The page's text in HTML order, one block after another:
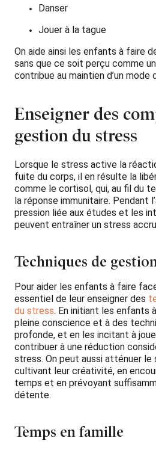
Danser
Jouer à la tague
On aide ainsi les enfants à faire
sans que ce soit perçu comme
contribue au maintien d’un mode
Enseigner des
gestion du stress
Lorsque le stress active la
fuite du corps, il en résulte la
comme le cortisol, qui, au fil du
la réponse immunitaire. Pendant
pression liée aux études et les
peuvent entraîner un stress
Techniques de
Pour aider les enfants à faire
essentiel de leur enseigner des
du stress. En initiant les enfants
pleine conscience et à des
profonde, et en les incitant à
contribuer à une réduction
stress. On peut aussi atténuer
cultivant leur créativité, en
temps et en prévoyant
détente.
Temps en famille